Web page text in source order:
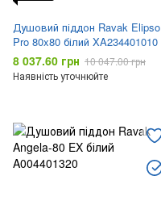
Душовий піддон Ravak Elipso
Pro 80x80 білий XA234401010
8 037.60 грн 10 047.00 грн
Наявність уточнюйте